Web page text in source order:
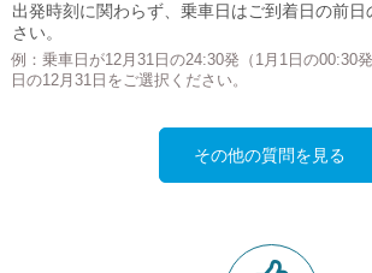
出発時刻に関わらず、乗車日はご到着日の前
さい。
例：乗車日が12月31日の24:30発（1月1日の00:30
日の12月31日をご選択ください。
その他の質問を見る